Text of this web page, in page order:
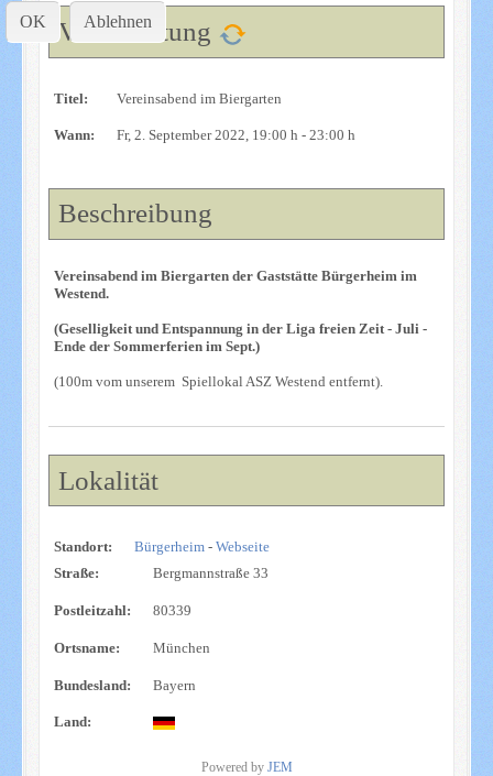
Veranstaltung
Titel: Vereinsabend im Biergarten
Wann: Fr, 2. September 2022, 19:00 h - 23:00 h
Beschreibung
Vereinsabend im Biergarten der Gaststätte Bürgerheim im
Westend.
(Geselligkeit und Entspannung in der Liga freien Zeit - Juli -
Ende der Sommerferien im Sept.)
(100m vom unserem Spiellokal ASZ Westend entfernt).
Lokalität
Standort: Bürgerheim- Webseite
Straße:
Bergmannstraße 33
Postleitzahl: 80339
Ortsname: München
Bundesland: Bayern
Land:
Powered by JEM
OK Ablehnen